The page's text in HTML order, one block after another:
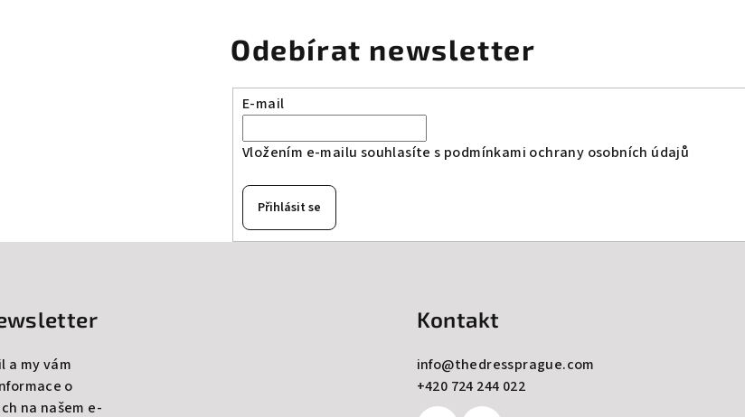
Odebírat newsletter
E-mail
Vložením e-mailu souhlasíte s podmínkami ochrany osobních údajů
Přihlásit se
a my vám
o
na našem e-
Kontakt
info@thedressprague.com
+420 724 244 022